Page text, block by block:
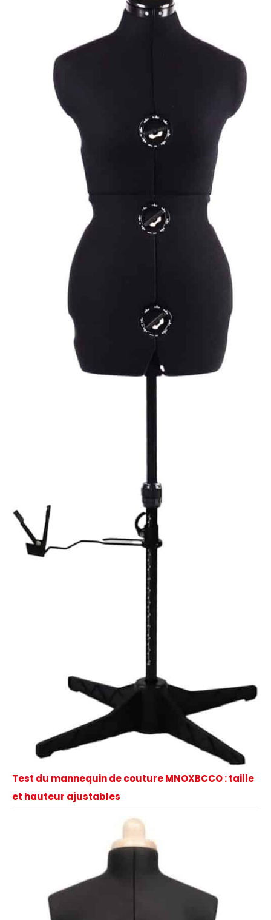
Test du mannequin de couture MNOXBCCO : taille
et hauteur ajustables